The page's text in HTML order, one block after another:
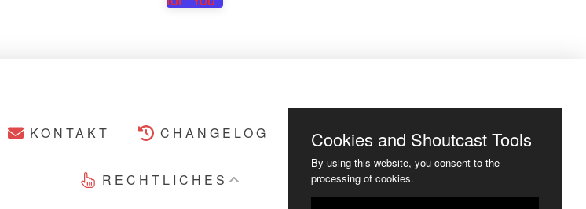
KONTAKT CHANGELOG COOKIES
RECHTLICHES
Cookies and Shoutcast Tools
By using this website, you consent to the
processing of cookies.